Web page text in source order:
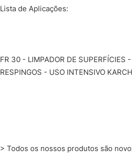
Lista de Aplicações:
FR 30 - LIMPADOR DE SUPERFÍCIES
RESPINGOS - USO INTENSIVO
> Todos os nossos produtos são